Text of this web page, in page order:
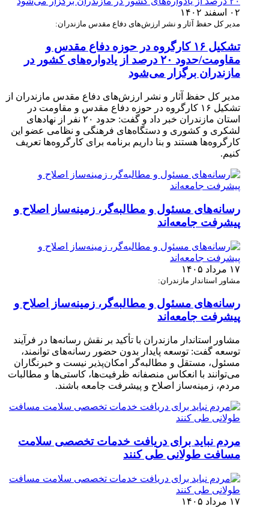
۰۲ اسفند ۱۴۰۲
مدیر کل حفظ آثار و نشر ارزش‌های دفاع مقدس مازندران:
تشکیل ۱۶ کارگروه در حوزه دفاع مقدس و
مقاومت/حدود ۲۰ درصد از یادواره‌های کشور در
مازندران برگزار می‌شود
مدیر کل حفظ آثار و نشر ارزش‌های دفاع مقدس مازندران از
تشکیل ۱۶ کارگروه در حوزه دفاع مقدس و مقاومت در
استان مازندران خبر داد و گفت: حدود ۲۰ نفر از نهاد‌های
لشکری و کشوری و دستگاه‌های فرهنگی و نظامی عضو این
کارگروه‌ها هستند و بنا داریم برنامه برای کارگروه‌ها تعریف
کنیم.
رسانه‌های مسئول و مطالبه‌گر، زمینه‌ساز اصلاح و
پیشرفت جامعه‌اند
۱۷ مرداد ۱۴۰۵
مشاور استاندار مازندران:
رسانه‌های مسئول و مطالبه‌گر، زمینه‌ساز اصلاح و
پیشرفت جامعه‌اند
مشاور استاندار مازندران با تأکید بر نقش رسانه‌ها در فرآیند
توسعه گفت: توسعه پایدار بدون حضور رسانه‌های توانمند،
مسئول، مستقل و مطالبه‌گر امکان‌پذیر نیست و خبرنگاران
می‌توانند با انعکاس منصفانه ظرفیت‌ها، کاستی‌ها و مطالبات
مردم، زمینه‌ساز اصلاح و پیشرفت جامعه باشند.
مردم نباید برای دریافت خدمات تخصصی سلامت
مسافت طولانی طی کنند
۱۷ مرداد ۱۴۰۵